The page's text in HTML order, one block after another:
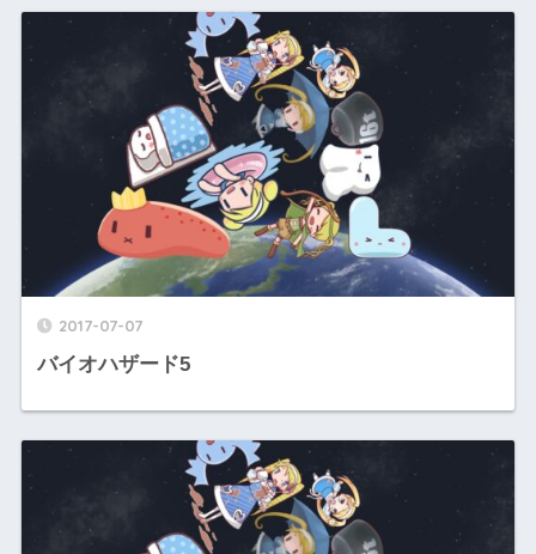
2017-07-07
バイオハザード5